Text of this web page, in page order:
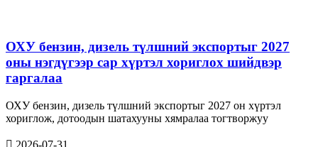
ОХУ бензин, дизель түлшний экспортыг 2027
оны нэгдүгээр сар хүртэл хориглох шийдвэр
гаргалаа
ОХУ бензин, дизель түлшний экспортыг 2027 он хүртэл
хориглож, дотоодын шатахууны хямралаа тогтворжуу
2026-07-31